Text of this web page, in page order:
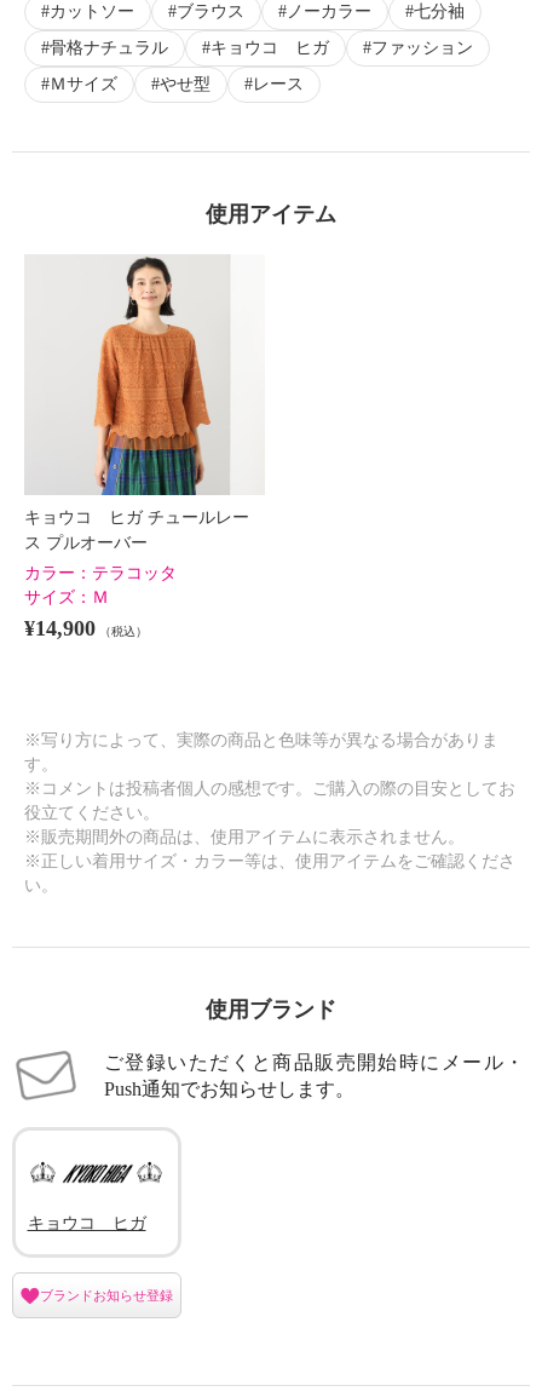
カットソー
ブラウス ノーカラー
七分袖
骨格ナチュラル
キョウコ ヒガ
ファッション
Ｍサイズ
やせ型 レース
使用アイテム
キョウコ ヒガ チュールレー
ス プルオーバー
カラー： テラコッタ
サイズ： Ｍ
¥14,900 （税込）
※写り方によって、実際の商品と色味等が異なる場合がありま
す。
※コメントは投稿者個人の感想です。ご購入の際の目安としてお
役立てください。
※販売期間外の商品は、使用アイテムに表示されません。
※正しい着用サイズ・カラー等は、使用アイテムをご確認くださ
い。
使用ブランド
ご登録いただくと商品販売開始時にメール・
Push通知でお知らせします。
キョウコ ヒガ
ブランドお知らせ登録